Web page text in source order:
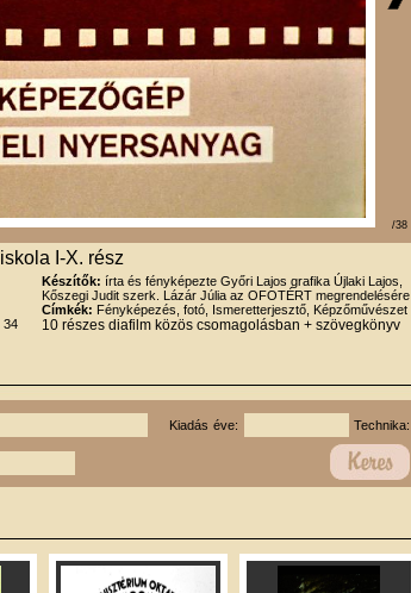
/38
I-X. rész
34
Készítők: írta és fényképezte Győri Lajos grafika Újlaki Lajos,
Kőszegi Judit szerk. Lázár Júlia az OFOTÉRT megrendelésére
Címkék: Fényképezés, fotó, Ismeretterjesztő, Képzőművészet
10 részes diafilm közös csomagolásban + szövegkönyv
Kiadás éve: Technika: